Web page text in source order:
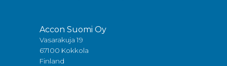
Accon Suomi Oy
Vasarakuja 19
67100 Kokkola
Finland